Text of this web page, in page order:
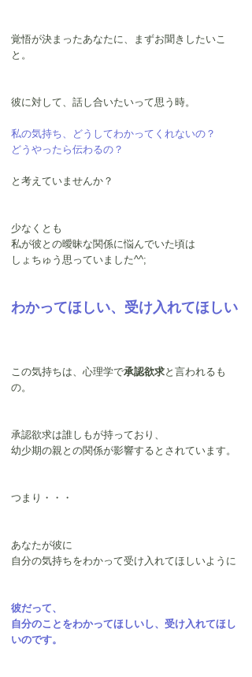
覚悟が決まったあなたに、まずお聞きしたいこ
と。
彼に対して、話し合いたいって思う時。
私の気持ち、どうしてわかってくれないの？
どうやったら伝わるの？
と考えていませんか？
少なくとも
私が彼との曖昧な関係に悩んでいた頃は
しょちゅう思っていました^^;
わかってほしい、受け入れてほしい
この気持ちは、心理学で承認欲求と言われるも
の。
承認欲求は誰しもが持っており、
幼少期の親との関係が影響するとされています。
つまり・・・
あなたが彼に
自分の気持ちをわかって受け入れてほしいように
彼だって、
自分のことをわかってほしいし、受け入れてほし
いのです。